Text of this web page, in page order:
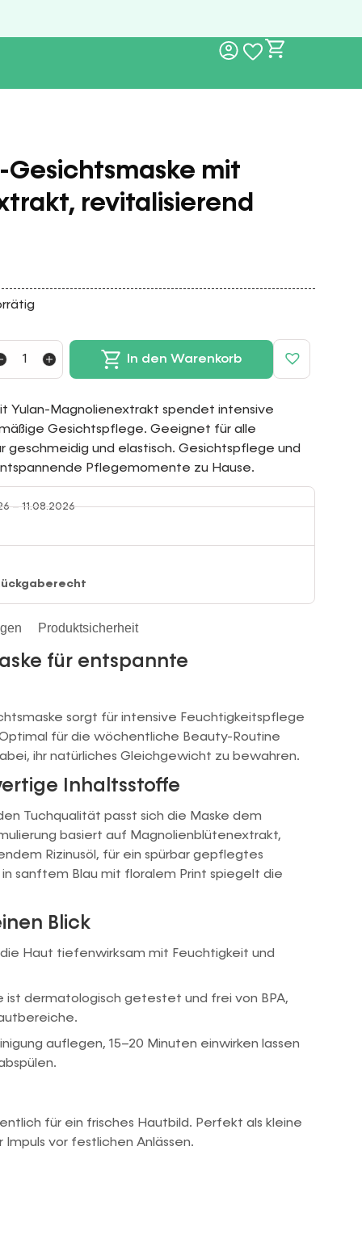
Gesichtsmaske mit
revitalisierend
In den Warenkorb
Yulan-Magnolienextrakt spendet intensive
Gesichtspflege. Geeignet für alle
und elastisch. Gesichtspflege und
Pflegemomente zu Hause.
– 11.08.2026
Produktsicherheit
für entspannte
sorgt für intensive Feuchtigkeitspflege
für die wöchentliche Beauty-Routine
ihr natürliches Gleichgewicht zu bewahren.
Inhaltsstoffe
Tuchqualität passt sich die Maske dem
basiert auf Magnolienblütenextrakt,
Rizinusöl, für ein spürbar gepflegtes
sanftem Blau mit floralem Print spiegelt die
Blick
Haut tiefenwirksam mit Feuchtigkeit und
ist dermatologisch getestet und frei von BPA,
auflegen, 15–20 Minuten einwirken lassen
für ein frisches Hautbild. Perfekt als kleine
vor festlichen Anlässen.